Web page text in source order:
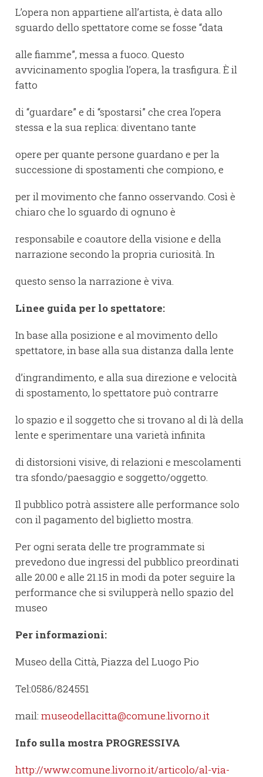
L’opera non appartiene all’artista, è data allo
sguardo dello spettatore come se fosse “data
alle fiamme”, messa a fuoco. Questo
avvicinamento spoglia l’opera, la trasfigura. È il
fatto
di “guardare” e di “spostarsi” che crea l’opera
stessa e la sua replica: diventano tante
opere per quante persone guardano e per la
successione di spostamenti che compiono, e
per il movimento che fanno osservando. Così è
chiaro che lo sguardo di ognuno è
responsabile e coautore della visione e della
narrazione secondo la propria curiosità. In
questo senso la narrazione è viva.
Linee guida per lo spettatore:
In base alla posizione e al movimento dello
spettatore, in base alla sua distanza dalla lente
d’ingrandimento, e alla sua direzione e velocità
di spostamento, lo spettatore può contrarre
lo spazio e il soggetto che si trovano al di là della
lente e sperimentare una varietà infinita
di distorsioni visive, di relazioni e mescolamenti
tra sfondo/paesaggio e soggetto/oggetto.
Il pubblico potrà assistere alle performance solo
con il pagamento del biglietto mostra.
Per ogni serata delle tre programmate si
prevedono due ingressi del pubblico preordinati
alle 20.00 e alle 21.15 in modi da poter seguire la
performance che si svilupperà nello spazio del
museo
Per informazioni:
Museo della Città, Piazza del Luogo Pio
Tel:0586/824551
mail: museodellacitta@comune.livorno.it
Info sulla mostra PROGRESSIVA
http://www.comune.livorno.it/articolo/al-via-